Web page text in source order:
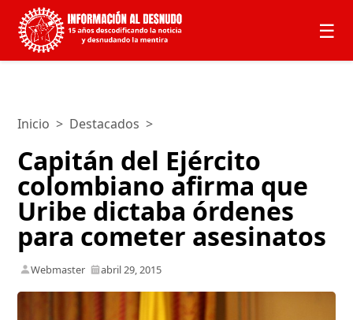
☰
Inicio > Destacados >
Capitán del Ejército
colombiano afirma que
Uribe dictaba órdenes
para cometer asesinatos
Webmaster abril 29, 2015